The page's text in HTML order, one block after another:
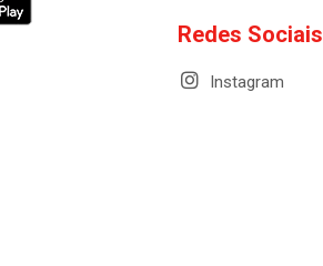
Redes Sociais
Instagram